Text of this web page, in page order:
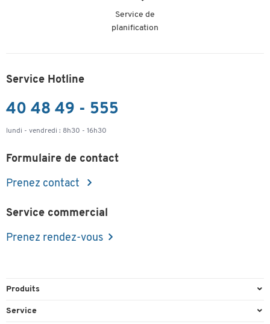
Service de
planification
Service Hotline
40 48 49 - 555
lundi - vendredi : 8h30 - 16h30
Formulaire de contact
Prenez contact
Service commercial
Prenez rendez-vous
Produits
Emballage et expédition
Service